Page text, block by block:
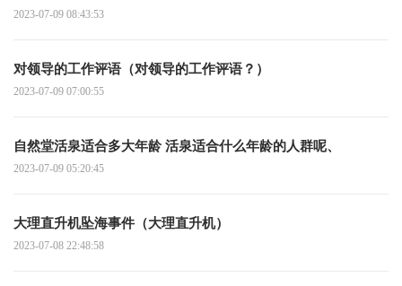
2023-07-09 08:43:53
对领导的工作评语（对领导的工作评语？）
2023-07-09 07:00:55
自然堂活泉适合多大年龄 活泉适合什么年龄的人群呢、
2023-07-09 05:20:45
大理直升机坠海事件（大理直升机）
2023-07-08 22:48:58